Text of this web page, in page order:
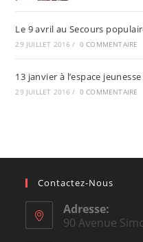
Le 9 avril au Secours
29 JUILLET 2016 / 0 COMMENTAIRE
13 janvier à l’espace
29 JUILLET 2016 / 0 COMMENTAIRE
Contactez-Nous
Adresse:
90 Avenue